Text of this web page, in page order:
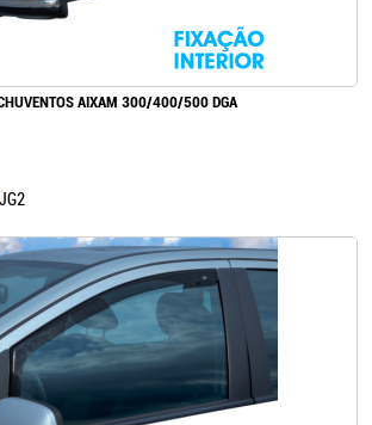
AIXAM 300/400/500 DGA
JG2
Continuar a comprar